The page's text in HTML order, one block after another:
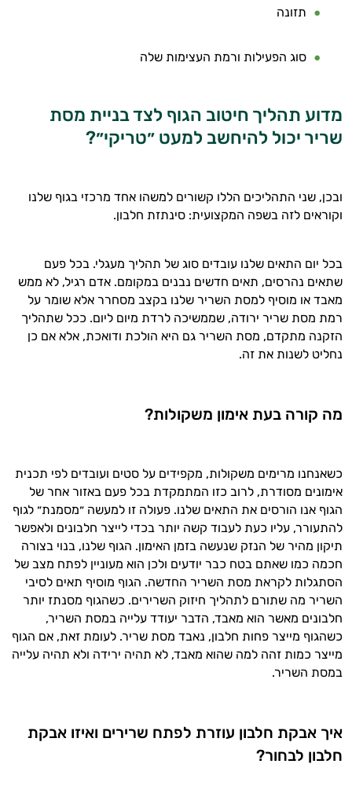
תזונה
סוג הפעילות ורמת העצימות שלה
מדוע תהליך חיטוב הגוף לצד בניית מסת
שריר יכול להיחשב למעט ״טריקי״?
ובכן, שני התהליכים הללו קשורים למשהו אחד מרכזי בגוף שלנו
וקוראים לזה בשפה המקצועית: סינתזת חלבון.
בכל יום התאים שלנו עובדים סוג של תהליך מעגלי. בכל פעם
שתאים נהרסים, תאים חדשים נבנים במקומם. אדם רגיל, לא ממש
מאבד או מוסיף למסת השריר שלנו בקצב מסחרר אלא שומר על
רמת מסת שריר ירודה, שממשיכה לרדת מיום ליום. ככל שתהליך
הזקנה מתקדם, מסת השריר גם היא הולכת ודואכת, אלא אם כן
נחליט לשנות את זה.
מה קורה בעת אימון משקולות?
כשאנחנו מרימים משקולות, מקפידים על סטים ועובדים לפי תכנית
אימונים מסודרת, לרוב כזו המתמקדת בכל פעם באזור אחר של
הגוף אנו הורסים את התאים שלנו. פעולה זו למעשה ״מסמנת״ לגוף
להתעורר, עליו כעת לעבוד קשה יותר בכדי לייצר חלבונים ולאפשר
תיקון מהיר של הנזק שנעשה בזמן האימון. הגוף שלנו, בנוי בצורה
חכמה כמו שאתם בטח כבר יודעים ולכן הוא מעוניין לפתח מצב של
הסתגלות לקראת מסת השריר החדשה. הגוף מוסיף תאים לסיבי
השריר מה שתורם לתהליך חיזוק השרירים. כשהגוף מסנתז יותר
חלבונים מאשר הוא מאבד, הדבר יעודד עלייה במסת השריר,
כשהגוף מייצר פחות חלבון, נאבד מסת שריר. לעומת זאת, אם הגוף
מייצר כמות זהה למה שהוא מאבד, לא תהיה ירידה ולא תהיה עלייה
במסת השריר.
איך אבקת חלבון עוזרת לפתח שרירים ואיזו אבקת
חלבון לבחור?
אני יועץ הבריאות האישי AI של טבע בריא.
התשובות שלי מבוססות על מאגרי מידע קליניים
וספרות מקצועית בתחומי הרפואה הטבעית
ותזונת הספורט.
ולמצב הגופני שלך, ולהסביר לך אילו רכיבים
עובדים יחד כדי למקסם תוצאות גם בחיי היום
המטרה שלי היא להתאים עבורך המלצות
אישיות מבוססות מדעית.
זה הזמן להתחיל. איך אוכל לעזור?